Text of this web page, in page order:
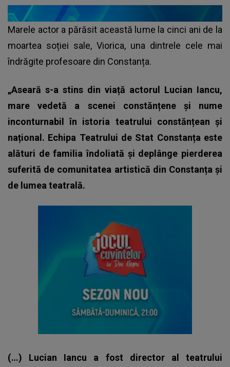
Marele actor a părăsit această lume la cinci ani de la
moartea soției sale, Viorica, una dintrele cele mai
îndrăgite profesoare din Constanța.
„Aseară s-a stins din viață actorul Lucian Iancu,
mare vedetă a scenei constănțene și nume
inconturnabil în istoria teatrului constănțean și
național. Echipa Teatrului de Stat Constanța este
alături de familia îndoliată și deplânge pierderea
suferită de comunitatea artistică din Constanța și
de lumea teatrală.
(…) Lucian Iancu a fost director al teatrului